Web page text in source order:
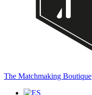
The Matchmaking Boutique